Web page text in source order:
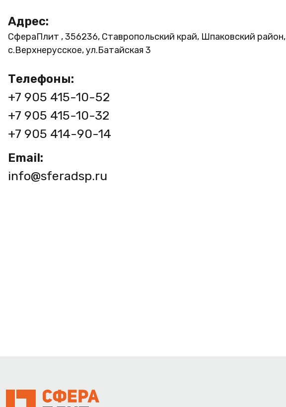
Адрес:
СфераПлит , 356236, Ставропольский край, Шпаковский район,
с.Верхнерусское, ул.Батайская 3
Телефоны:
+7 905 415-10-52
+7 905 415-10-32
+7 905 414-90-14
Email:
info@sferadsp.ru